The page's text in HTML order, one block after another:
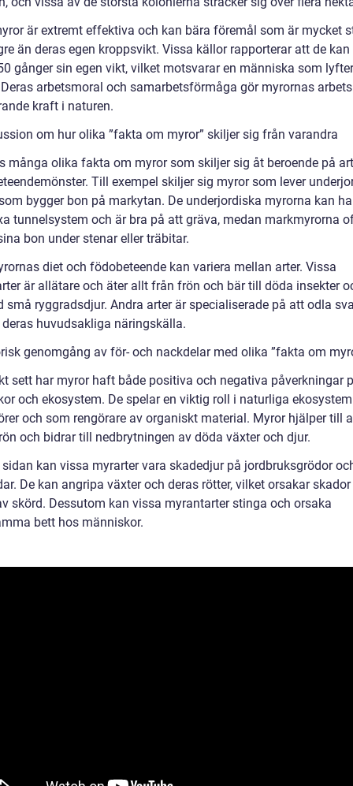
är extremt effektiva och kan bära föremål som är mycket
än deras egen kroppsvikt. Vissa källor rapporterar att de kan
gånger sin egen vikt, vilket motsvarar en människa som
arbetsmoral och samarbetsförmåga gör myrornas
kraft i naturen.
om hur olika ”fakta om myror” skiljer sig från varandra
många olika fakta om myror som skiljer sig åt beroende på
Till exempel skiljer sig myror som lever
bygger bon på markytan. De underjordiska myrorna kan
tunnelsystem och är bra på att gräva, medan markmyrorna
bon under stenar eller träbitar.
diet och födobeteende kan variera mellan arter. Vissa
är allätare och äter allt från frön och bär till döda insekter
små ryggradsdjur. Andra arter är specialiserade på att odla
huvudsakliga näringskälla.
genomgång av för- och nackdelar med olika ”fakta om
sett har myror haft både positiva och negativa påverkningar
och ekosystem. De spelar en viktig roll i naturliga
och som rengörare av organiskt material. Myror hjälper till
och bidrar till nedbrytningen av döda växter och djur.
kan vissa myrarter vara skadedjur på jordbruksgrödor
De kan angripa växter och deras rötter, vilket orsakar
skörd. Dessutom kan vissa myrantarter stinga och orsaka
bett hos människor.